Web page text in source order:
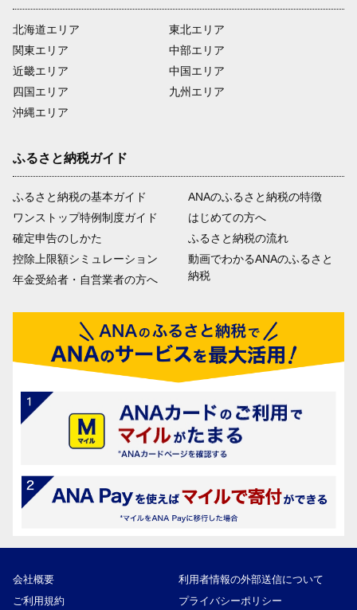
北海道エリア
関東エリア
近畿エリア
四国エリア
沖縄エリア
東北エリア
中部エリア
中国エリア
九州エリア
ふるさと納税ガイド
ふるさと納税の基本ガイド
ワンストップ特例制度ガイド
確定申告のしかた
控除上限額シミュレーション
年金受給者・自営業者の方へ
ANAのふるさと納税の特徴
はじめての方へ
ふるさと納税の流れ
動画でわかるANAのふるさと
納税
会社概要
利用者情報の外部送信について
ご利用規約
プライバシーポリシー